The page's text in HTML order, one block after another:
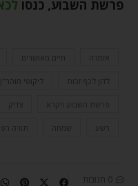
פרשת השבוע, כנסו
אזמרה חיים מאושרים
לדון לכף זכות ליקוטי מוהר"ן
פרשת השבוע ויקרא צדיק
רשע שמחה תורה
0 תגובות